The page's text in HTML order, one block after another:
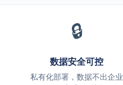
🔒
数据安全可控
私有化部署，数据不出企业